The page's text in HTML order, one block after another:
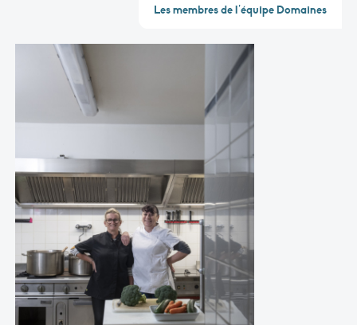
Les membres de l’équipe Domaines